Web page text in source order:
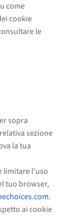
come
cookie
le
sopra
sezione
la tua
limitare l'uso
tuo browser,
.
ai cookie